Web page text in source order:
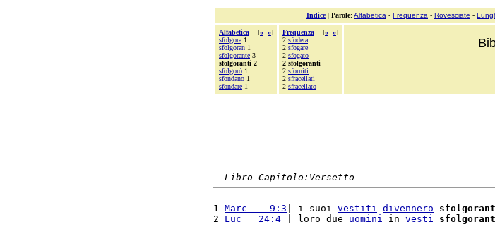
Indice| Parole: Alfabetica - Frequenza - Rovesciate -
Alfabetica [« »]
sfolgora 1
sfolgoran 1
sfolgorante 3
sfolgoranti 2
sfolgorò 1
sfondano 1
sfondare 1
Frequenza [« »]
2 sfodera
2 sfogare
2 sfogato
2 sfolgoranti
2 sforniti
2 sfracellati
2 sfracellato
Libro Capitolo:Versetto
1 Marc    9:3 | i suoi vestiti divennero
2 Luc   24:4 | loro due uomini in vesti